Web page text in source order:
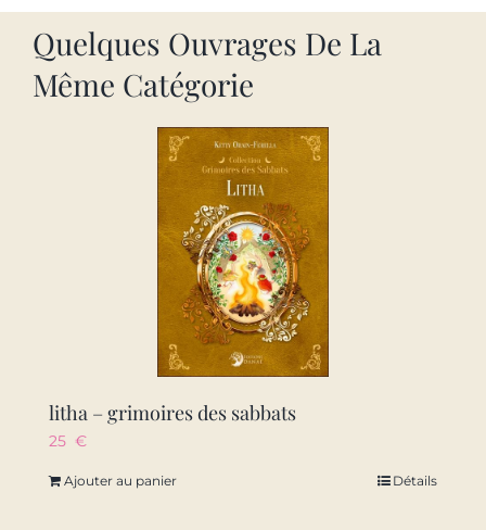
Quelques Ouvrages De La
Même Catégorie
litha – grimoires des sabbats
25 €
Ajouter au panier Détails